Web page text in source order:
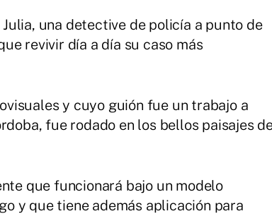
una detective de policía a punto de
revivir día a día su caso más
y cuyo guión fue un trabajo a
fue rodado en los bellos paisajes
que funcionará bajo un modelo
y que tiene además aplicación para